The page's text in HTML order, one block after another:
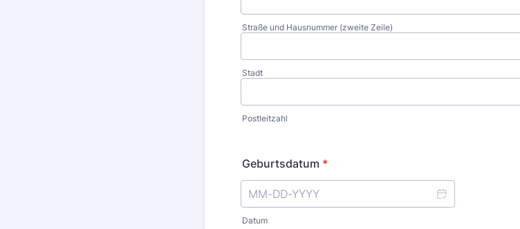
Straße und Hausnummer (zweite Zeile)
Stadt
Postleitzahl
Geburtsdatum *
Datum